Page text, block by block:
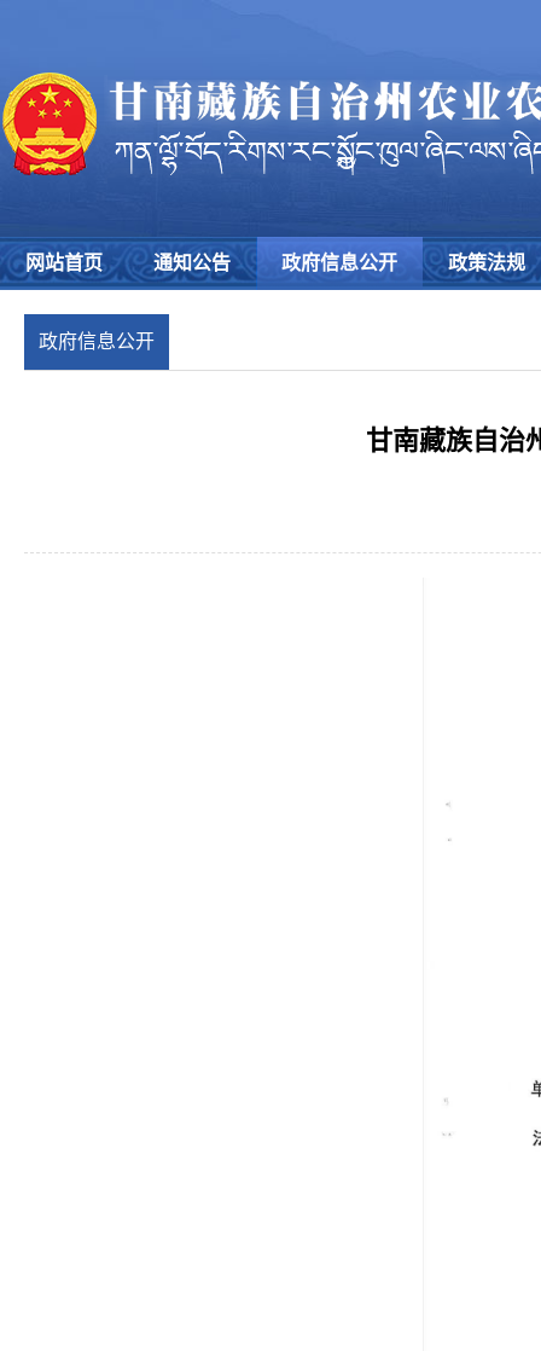
网站首页 通知公告 政府信息公开 政策法规
政府信息公开
甘南藏族自治